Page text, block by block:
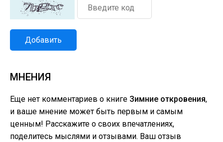
Добавить
МНЕНИЯ
Еще нет комментариев о книге Зимние откровения,
и ваше мнение может быть первым и самым
ценным! Расскажите о своих впечатлениях,
поделитесь мыслями и отзывами. Ваш отзыв